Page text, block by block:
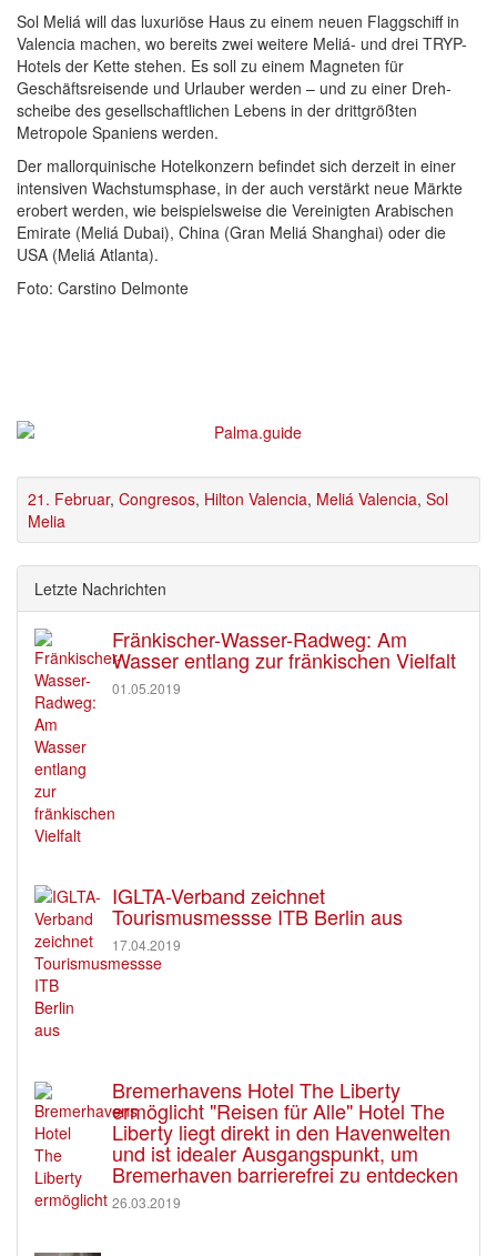
Sol Meliá will das luxuriöse Haus zu einem neuen Flaggschiff in
Valencia machen, wo bereits zwei weitere Meliá- und drei TRYP-
Hotels der Kette stehen. Es soll zu einem Magneten für
Geschäftsreisende und Urlauber werden – und zu einer Dreh­
scheibe des gesellschaftlichen Lebens in der drittgrößten
Metropole Spaniens wer­den.
Der mallorquinische Hotelkonzern befindet sich derzeit in einer
intensiven Wachs­tumsphase, in der auch ver­stärkt neue Märkte
erobert werden, wie beispielsweise die Vereinigten Arabischen
Emirate (Meliá Dubai), China (Gran Meliá Shanghai) oder die
USA (Meliá Atlanta).
Foto: Carstino Delmonte
21. Februar, Congresos, Hilton Valencia, Meliá Valencia, Sol
Melia
Letzte Nachrichten
Fränkischer-Wasser-Radweg: Am
Wasser entlang zur fränkischen Vielfalt
01.05.2019
IGLTA-Verband zeichnet
Tourismusmessse ITB Berlin aus
17.04.2019
Bremerhavens Hotel The Liberty
ermöglicht "Reisen für Alle" Hotel The
Liberty liegt direkt in den Havenwelten
und ist idealer Ausgangspunkt, um
Bremerhaven barrierefrei zu entdecken
26.03.2019